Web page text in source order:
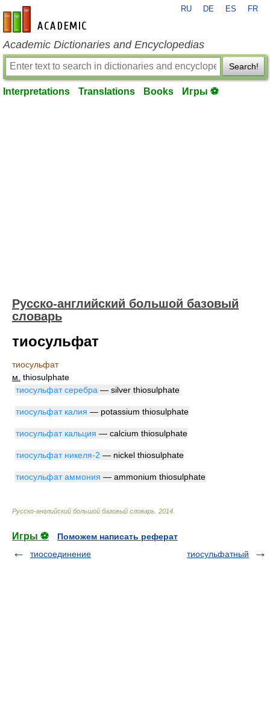
en-academic.com
RU DE ES FR
Academic Dictionaries and Encyclopedias
Search!
Interpretations Translations Books Игры ⚽
Русско-английский большой базовый
словарь
тиосульфат
тиосульфат
м. thiosulphate
тиосульфат серебра — silver thiosulphate
тиосульфат калия — potassium thiosulphate
тиосульфат кальция — calcium thiosulphate
тиосульфат никеля-2 — nickel thiosulphate
тиосульфат аммония — ammonium thiosulphate
Русско-английский большой базовый словарь 2014
Игры ⚽
Поможем написать реферат
тиосоединение
тиосульфатный